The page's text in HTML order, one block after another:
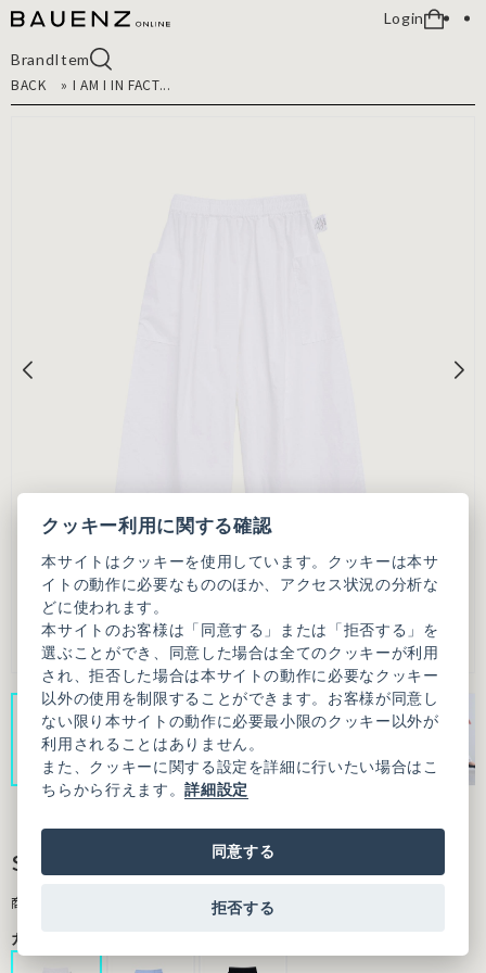
Login
BrandItem
BACK
» I AM I IN FACT...
SUSIE PANTS
商品番号：9501PT006261F01
カラー
クッキー利用に関する確認
本サイトはクッキーを使用しています。クッキーは本サ
イトの動作に必要なもののほか、アクセス状況の分析な
どに使われます。
本サイトのお客様は「同意する」または「拒否する」を
選ぶことができ、同意した場合は全てのクッキーが利用
され、拒否した場合は本サイトの動作に必要なクッキー
以外の使用を制限することができます。お客様が同意し
ない限り本サイトの動作に必要最小限のクッキー以外が
利用されることはありません。
また、クッキーに関する設定を詳細に行いたい場合はこ
ちらから行えます。詳細設定
同意する
拒否する